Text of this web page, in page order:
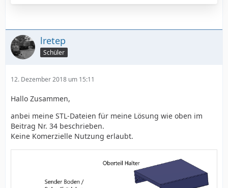
lretep
Schüler
12. Dezember 2018 um 15:11
Hallo Zusammen,
anbei meine STL-Dateien für meine Lösung wie oben im
Beitrag Nr. 34 beschrieben.
Keine Komerzielle Nutzung erlaubt.